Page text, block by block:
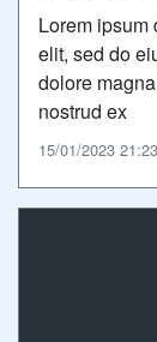
Lorem ipsum
elit, sed do
dolore
nostrud ex
15/01/2023